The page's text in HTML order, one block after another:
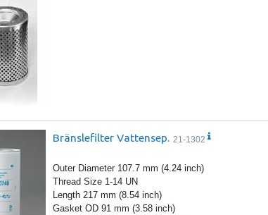
Bränslefilter Vattensep. 21-1302
Outer Diameter 107.7 mm (4.24 inch)
Thread Size 1-14 UN
Length 217 mm (8.54 inch)
Gasket OD 91 mm (3.58 inch)